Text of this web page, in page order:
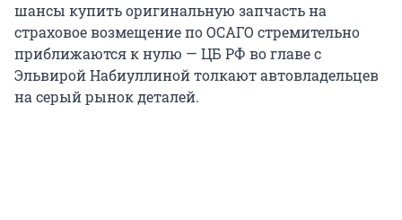
шансы купить оригинальную запчасть на
страховое возмещение по ОСАГО стремительно
приближаются к нулю — ЦБ РФ во главе с
Эльвирой Набиуллиной толкают автовладельцев
на серый рынок деталей.